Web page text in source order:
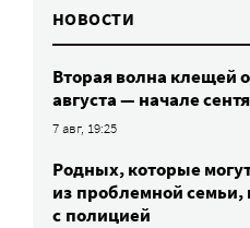
НОВОСТИ
Вторая волна клещей
августа — начале
7 авг, 19:25
Родных, которые
из проблемной семьи,
с полицией